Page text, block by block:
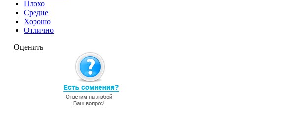
Плохо
Средне
Хорошо
Отлично
Оценить